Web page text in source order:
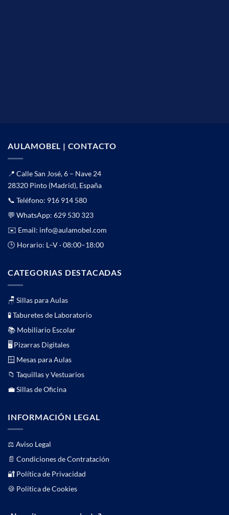
AULAMOBEL | CONTACTO
📍 Calle San José, 6 – Nave 24
28320 Pinto (Madrid), España
📞 Teléfono: 916 914 580
💬 WhatsApp: 629 530 323
✉️ Email: info@aulamobel.com
🕒 Horario: L–V · 08:00–18:00
CATEGORIAS DESTACADAS
🪑 Sillas para Aulas
🧪 Taburetes de Laboratorio
📚 Mobiliario Escolar
🖥️ Pizarras Digitales
🪟 Mesas para Aulas
📁 Taquillas y Vestuarios
💼 Sillas de Oficina
INFORMACIÓN LEGAL
⚖️ Aviso Legal
📄 Condiciones de Contratación
🔐 Política de Privacidad
🍪 Política de Cookies